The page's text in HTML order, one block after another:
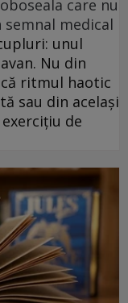
care nu
medical
unul
Nu din
ritmul haotic
sau din același
de